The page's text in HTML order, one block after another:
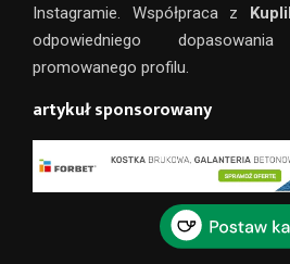
Instagramie. Współpraca z
odpowiedniego
promowanego profilu.
artykuł sponsorowany